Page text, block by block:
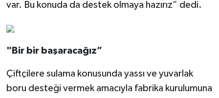
var. Bu konuda da destek olmaya hazırız” dedi.
"Bir bir başaracağız”
Çiftçilere sulama konusunda yassı ve yuvarlak
boru desteği vermek amacıyla fabrika kurulumuna